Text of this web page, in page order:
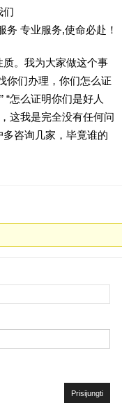
们
专业服务,使命必赴！
。我为大家做这个事
你们办理，你们怎么证
“怎么证明你们是好人
这我是完全没有任何问
咨询几家，毕竟谁的
Prisijungti